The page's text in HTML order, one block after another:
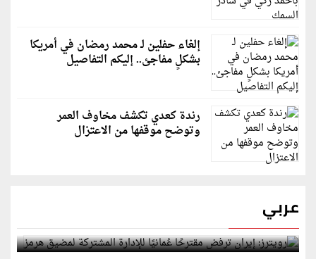
إلغاء حفلين لـ محمد رمضان في أمريكا
بشكلٍ مفاجئ.. إليكم التفاصيل
رندة كعدي تكشف مخاوف العمر
وتوضح موقفها من الاعتزال
عربي
رويترز: إيران ترفض مقترحًا عُمانيًا للإدارة المشتركة
لمضيق هرمز